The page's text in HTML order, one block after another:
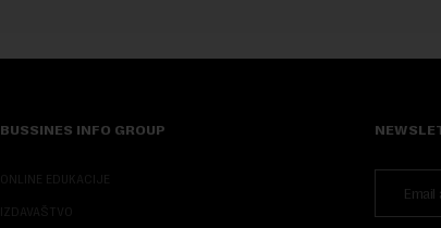
BUSSINES INFO GROUP
ONLINE EDUKACIJE
IZDAVAŠTVO